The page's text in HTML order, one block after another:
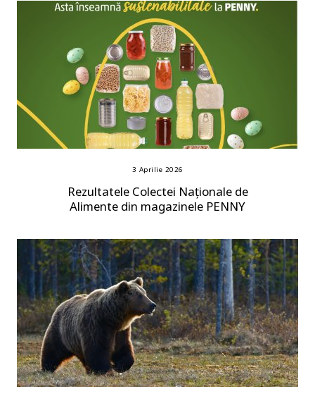
3 Aprilie 2026
Rezultatele Colectei Naționale de
Alimente din magazinele PENNY